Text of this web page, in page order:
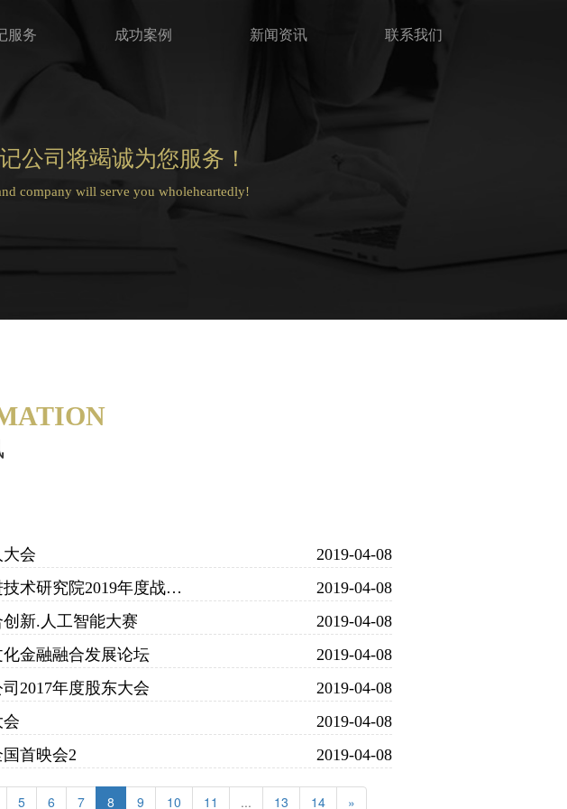
服务 成功案例 新闻资讯 联系我们
company will serve you wholeheartedly!
公司将竭诚为您服务！
大会
2019-04-08
中国科学院深圳先进技术研究院2019年度战略规划研讨会
2019-04-08
新.人工智能大赛
2019-04-08
金融融合发展论坛
2019-04-08
2017年度股东大会
2019-04-08
2019-04-08
首映会2
2019-04-08
5 6 7 8 9 10 11 ... 13 14 »